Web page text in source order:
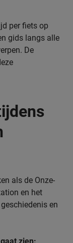
per fiets op
gids langs alle
De
als de Onze-
en het
en